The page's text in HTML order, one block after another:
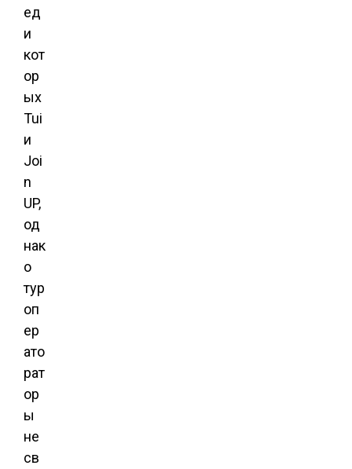
ед
и
кот
ор
ых
Tui
и
Joi
n
UP,
од
нак
о
тур
оп
ер
ато
рат
ор
ы
не
св